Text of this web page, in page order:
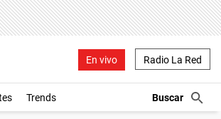
En vivo Radio La Red
Trends